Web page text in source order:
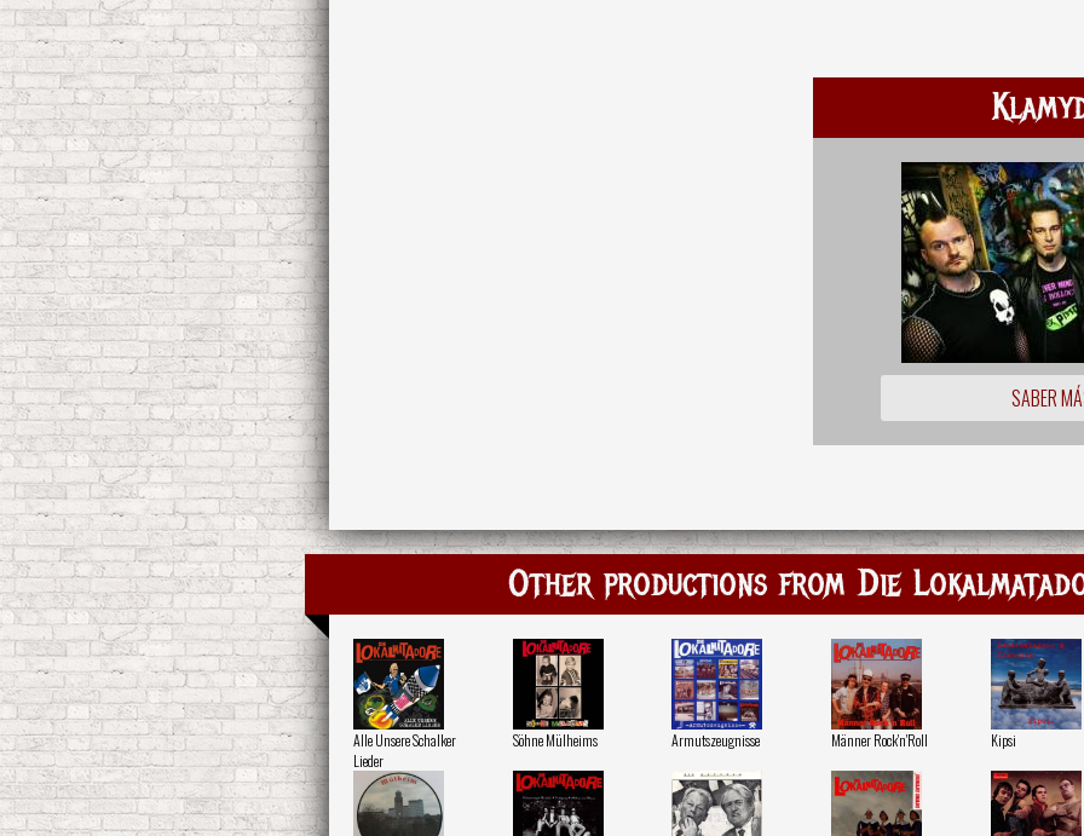
SABER
Other productions from Die
Alle Unsere Schalker
Lieder
Söhne Mülheims Armutszeugnisse Männer Rock'n'Roll Kipsi